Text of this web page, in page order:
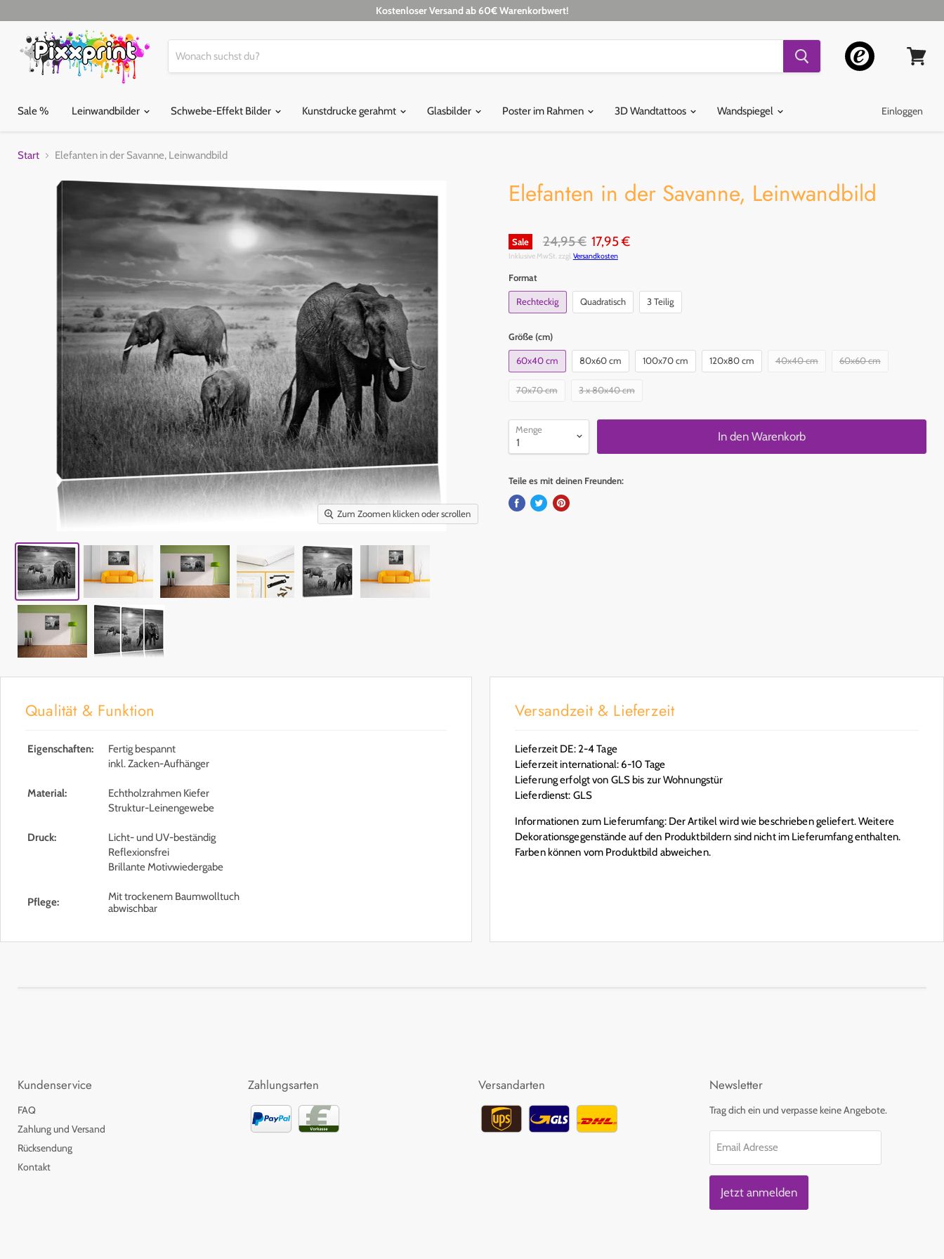
Kostenloser Versand ab 60€ Warenkorbwert!
Sale % Leinwandbilder Schwebe-Effekt Bilder Kunstdrucke gerahmt Glasbilder Poster im Rahmen 3D Wandtattoos Wandspiegel Einloggen
Start Elefanten in der Savanne, Leinwandbild
Zum Zoomen klicken oder scrollen
Elefanten in der Savanne, Leinwandbild
Sale Original Preis
24,95 € Aktueller Preis
17,95 €
Inklusive MwSt. zzgl. Versandkosten
Format
Rechteckig Quadratisch 3 Teilig
Größe (cm)
60x40 cm 80x60 cm 100x70 cm 120x80 cm 40x40 cm 60x60 cm
70x70 cm 3 x 80x40 cm
Menge In den Warenkorb
Teile es mit deinen Freunden:
Qualität & Funktion
Eigenschaften:
Fertig bespannt
inkl. Zacken-Aufhänger
Material:
Echtholzrahmen Kiefer
Struktur-Leinengewebe
Druck:
Licht- und UV-beständig
Reflexionsfrei
Brillante Motivwiedergabe
Pflege:
Mit trockenem Baumwolltuch
abwischbar
Versandzeit & Lieferzeit
Lieferzeit DE: 2-4 Tage
Lieferzeit international: 6-10 Tage
Lieferung erfolgt von GLS bis zur Wohnungstür
Lieferdienst: GLS
Informationen zum Lieferumfang: Der Artikel wird wie beschrieben geliefert. Weitere
Dekorationsgegenstände auf den Produktbildern sind nicht im Lieferumfang enthalten.
Farben können vom Produktbild abweichen.
Kundenservice
FAQ
Zahlung und Versand
Rücksendung
Kontakt
Zahlungsarten Versandarten Newsletter
Trag dich ein und verpasse keine Angebote.
Email Adresse
Jetzt anmelden